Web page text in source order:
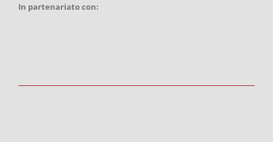
In partenariato con: